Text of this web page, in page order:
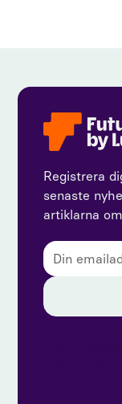
Registrera
senaste
artiklarna